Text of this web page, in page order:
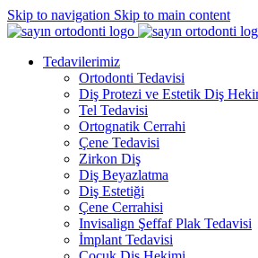
Skip to navigation Skip to main content
Tedavilerimiz
Ortodonti Tedavisi
Diş Protezi ve Estetik Diş
Tel Tedavisi
Ortognatik Cerrahi
Çene Tedavisi
Zirkon Diş
Diş Beyazlatma
Diş Estetiği
Çene Cerrahisi
Invisalign Şeffaf Plak Tedavisi
İmplant Tedavisi